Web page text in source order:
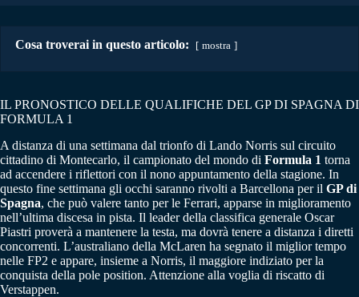
Cosa troverai in questo articolo: mostra
IL PRONOSTICO DELLE QUALIFICHE DEL GP DI SPAGNA DI
FORMULA 1
A distanza di una settimana dal trionfo di Lando Norris sul circuito
cittadino di Montecarlo, il campionato del mondo di Formula 1 torna
ad accendere i riflettori con il nono appuntamento della stagione. In
questo fine settimana gli occhi saranno rivolti a Barcellona per il GP di
Spagna, che può valere tanto per le Ferrari, apparse in miglioramento
nell’ultima discesa in pista. Il leader della classifica generale Oscar
Piastri proverà a mantenere la testa, ma dovrà tenere a distanza i diretti
concorrenti. L’australiano della McLaren ha segnato il miglior tempo
nelle FP2 e appare, insieme a Norris, il maggiore indiziato per la
conquista della pole position. Attenzione alla voglia di riscatto di
Verstappen.